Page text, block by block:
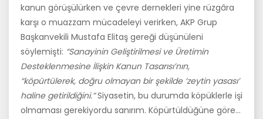
kanun görüşülürken ve çevre dernekleri yine rüzgâra
karşı o muazzam mücadeleyi verirken, AKP Grup
Başkanvekili Mustafa Elitaş gereği düşünüleni
söylemişti: “Sanayinin Geliştirilmesi ve Üretimin
Desteklenmesine İlişkin Kanun Tasarısı’nın,
“köpürtülerek, doğru olmayan bir şekilde ‘zeytin yasası’
haline getirildiğini.”Siyasetin, bu durumda köpüklerle işi
olmaması gerekiyordu sanırım. Köpürtüldüğüne göre…